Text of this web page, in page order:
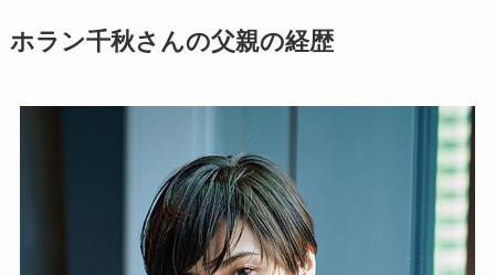
ホラン千秋さんの父親の経歴